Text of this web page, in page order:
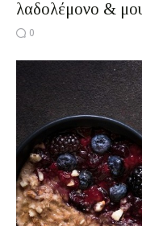
λαδολέμονο &
0